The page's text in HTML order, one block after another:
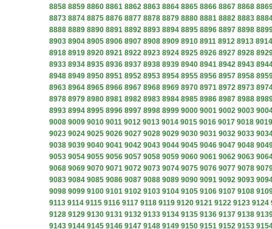
8858 8859 8860 8861 8862 8863 8864 8865 8866 8867 8868
8873 8874 8875 8876 8877 8878 8879 8880 8881 8882 8883
8888 8889 8890 8891 8892 8893 8894 8895 8896 8897 8898
8903 8904 8905 8906 8907 8908 8909 8910 8911 8912 8913 8914
8918 8919 8920 8921 8922 8923 8924 8925 8926 8927 8928
8933 8934 8935 8936 8937 8938 8939 8940 8941 8942 8943
8948 8949 8950 8951 8952 8953 8954 8955 8956 8957 8958
8963 8964 8965 8966 8967 8968 8969 8970 8971 8972 8973
8978 8979 8980 8981 8982 8983 8984 8985 8986 8987 8988
8993 8994 8995 8996 8997 8998 8999 9000 9001 9002 9003
9008 9009 9010 9011 9012 9013 9014 9015 9016 9017 9018 9019
9023 9024 9025 9026 9027 9028 9029 9030 9031 9032 9033
9038 9039 9040 9041 9042 9043 9044 9045 9046 9047 9048
9053 9054 9055 9056 9057 9058 9059 9060 9061 9062 9063
9068 9069 9070 9071 9072 9073 9074 9075 9076 9077 9078
9083 9084 9085 9086 9087 9088 9089 9090 9091 9092 9093
9098 9099 9100 9101 9102 9103 9104 9105 9106 9107 9108
9113 9114 9115 9116 9117 9118 9119 9120 9121 9122 9123 9124
9128 9129 9130 9131 9132 9133 9134 9135 9136 9137 9138
9143 9144 9145 9146 9147 9148 9149 9150 9151 9152 9153